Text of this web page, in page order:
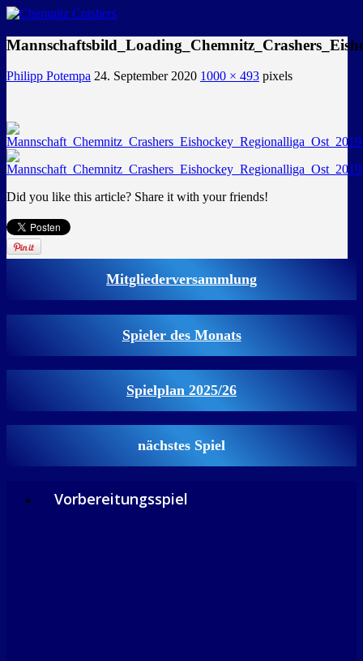
Philipp Potempa 24. September 2020 1000 × 493 pixels
Did you like this article? Share it with your friends!
Mitgliederversammlung
Spieler des Monats
Spielplan 2025/26
nächstes Spiel
Vorbereitungsspiel